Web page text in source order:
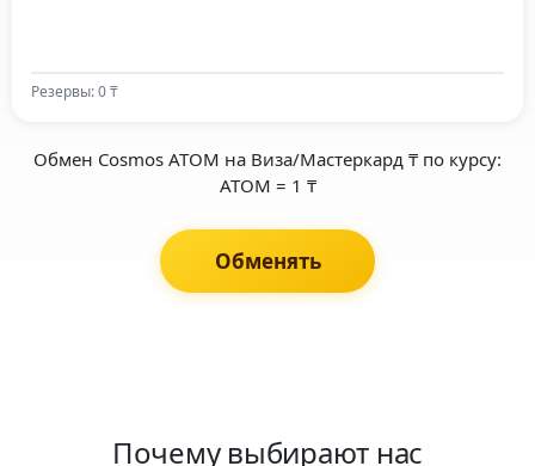
Резервы: 0 ₸
Обмен Cosmos ATOM на Виза/Мастеркард ₸ по курсу:
ATOM = 1 ₸
Обменять
Почему выбирают нас